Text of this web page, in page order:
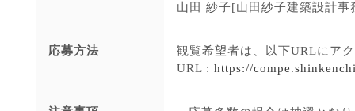
山田 紗子[山田紗子建築設計事
応募方法
観覧希望者は、以下URLにア
URL :https://